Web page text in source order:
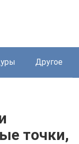
Другое
точки,